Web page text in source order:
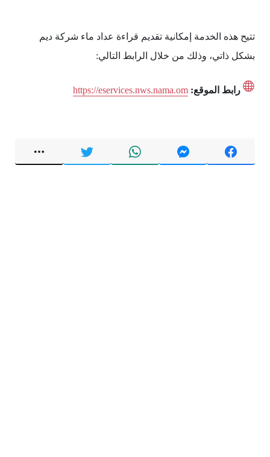
تتيح هذه الخدمة إمكانية تقديم قراءة عداد ماء شركة ديم
بشكل ذاتي، وذلك من خلال الرابط التالي:
رابط الموقع: https://eservices.nws.nama.om